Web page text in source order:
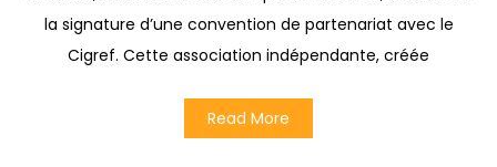
la signature d’une convention de partenariat avec le
Cigref. Cette association indépendante, créée
Read More